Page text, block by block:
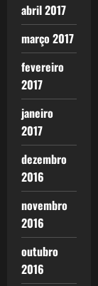
abril 2017
março 2017
fevereiro
2017
janeiro
2017
dezembro
2016
novembro
2016
outubro
2016